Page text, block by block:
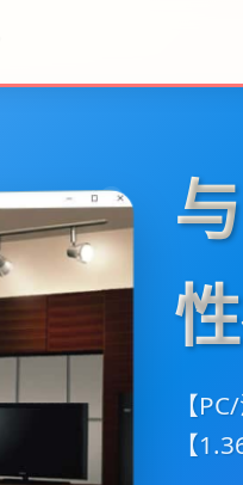
【
【